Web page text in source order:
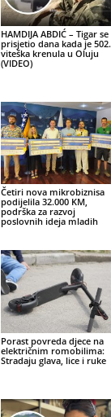
HAMDIJA ABDIĆ – Tigar se
prisjetio dana kada je 502.
viteška krenula u Oluju
(VIDEO)
Četiri nova mikrobiznisa
podijelila 32.000 KM,
podrška za razvoj
poslovnih ideja mladih
Porast povreda djece na
električnim romobilima:
Stradaju glava, lice i ruke